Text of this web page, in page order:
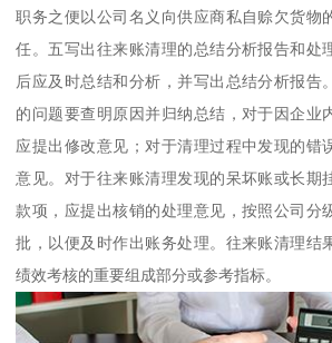
职务之便以公司名义向供应商私自赊欠货物
任。五写出往来账清理的总结分析报告和处
后应及时总结和分析，并写出总结分析报告
的问题要查明原因并归纳总结，对于因企业
应提出修改意见；对于清理过程中发现的错
意见。对于往来账清理发现的呆坏账或长期
款项，应提出核销的处理意见，按照公司分
批，以便及时作出账务处理。往来账清理结
绩效考核的重要组成部分或参考指标。